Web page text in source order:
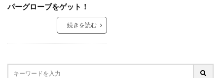
パーグローブをゲット！
続きを読む
ドンナルンマ
ドーパミン
ナショナルトレセン
ノンアドレナリン